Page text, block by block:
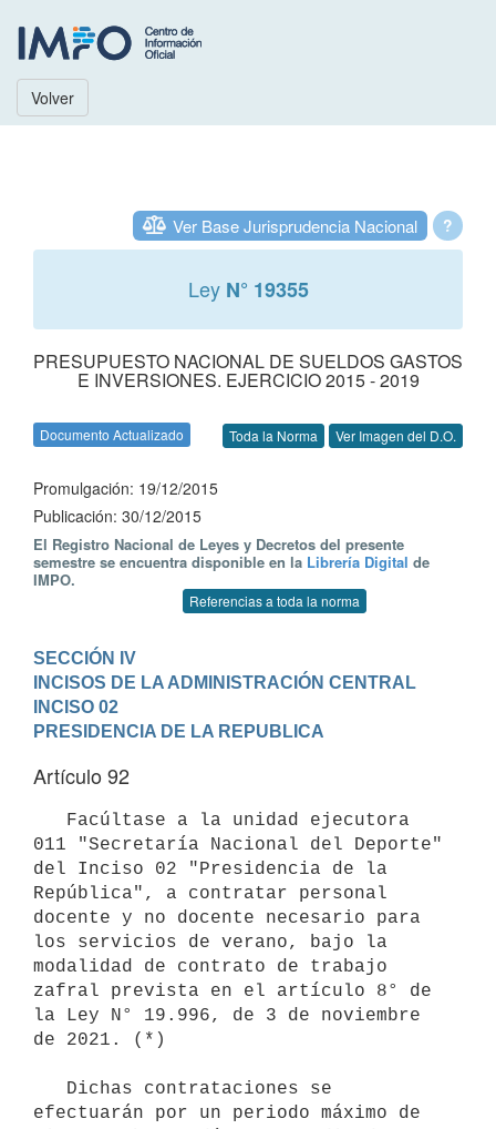
Volver
?
Ver Base Jurisprudencia Nacional
Ley N° 19355
PRESUPUESTO NACIONAL DE SUELDOS GASTOS
E INVERSIONES. EJERCICIO 2015 - 2019
Documento Actualizado Toda la Norma Ver Imagen del D.O.
Promulgación: 19/12/2015
Publicación: 30/12/2015
El Registro Nacional de Leyes y Decretos del presente
semestre se encuentra disponible en la Librería Digital de
IMPO.
Referencias a toda la norma
SECCIÓN IV
INCISOS DE LA ADMINISTRACIÓN CENTRAL
INCISO 02
PRESIDENCIA DE LA REPUBLICA
Artículo 92
011 "Secretaría Nacional del Deporte"
del Inciso 02 "Presidencia de la
República", a contratar personal
docente y no docente necesario para
los servicios de verano, bajo la
modalidad de contrato de trabajo
zafral prevista en el artículo 8° de
la Ley N° 19.996, de 3 de noviembre
de 2021. (*)
efectuarán por un periodo máximo de